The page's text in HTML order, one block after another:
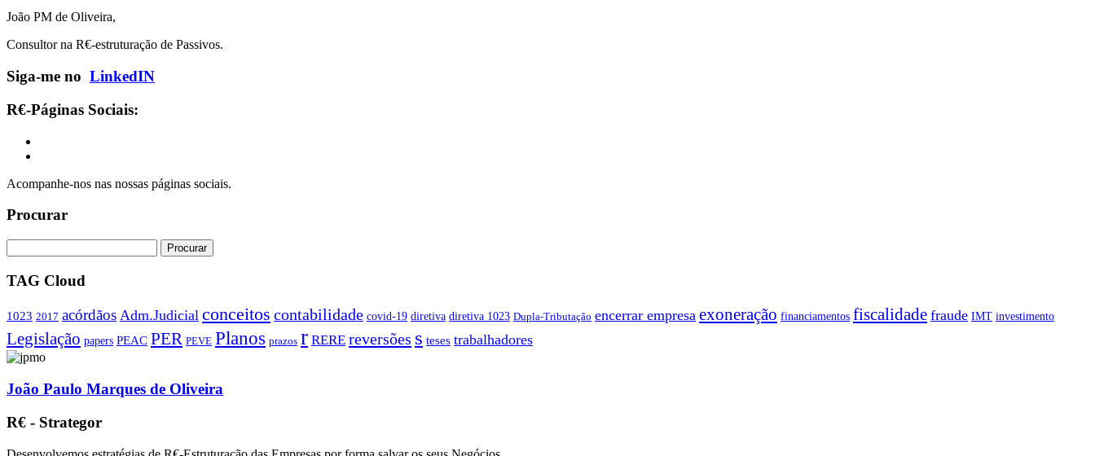
João PM de Oliveira,
Consultor na R€-estruturação de Passivos.
Siga-me no LinkedIN
R€-Páginas Sociais:
Acompanhe-nos nas nossas páginas sociais.
Procurar
TAG Cloud
1023 2017 acórdãos Adm.Judicial conceitos contabilidade covid-19 diretiva diretiva 1023 Dupla-Tributação encerrar empresa exoneração financiamentos fiscalidade fraude IMT investimento
Legislação papers PEAC PER PEVE Planos prazos r RERE reversões s teses trabalhadores
João Paulo Marques de Oliveira
R€ - Strategor